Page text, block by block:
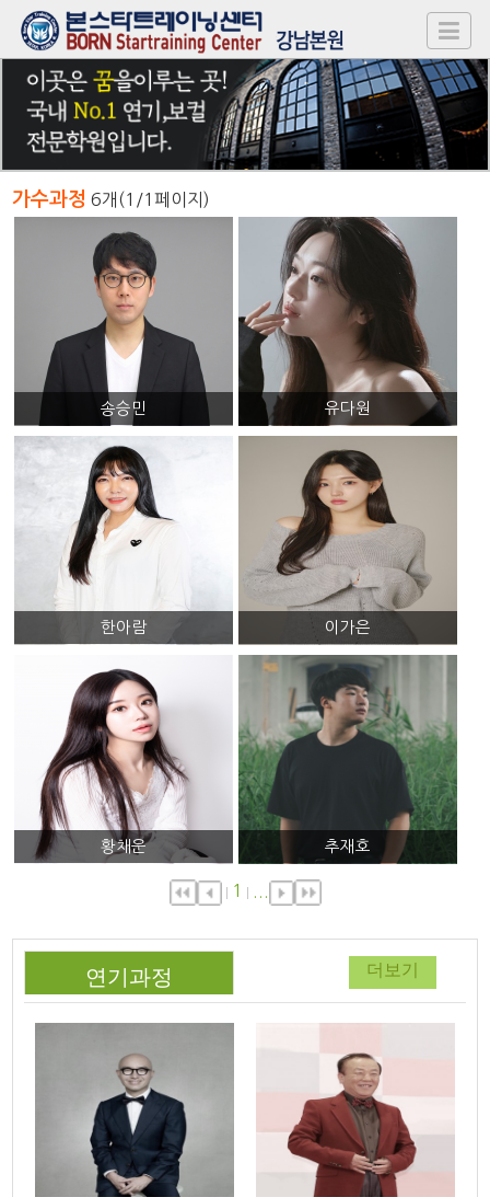
가수과정 6개(1/1페이지)
송승민 유다원
한아람 이가은
황채운 추재호
1
연기과정
홍석천
연기과정
임현식
연기과정
더보기